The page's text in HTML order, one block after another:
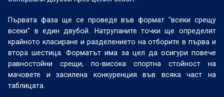
Първата фаза ще се проведе във формат "всеки срещу
всеки" в един двубой. Натрупаните точки ще определят
крайното класиране и разделението на отборите в първа и
втора шестица. Форматът има за цел да осигури повече
равностойни срещи, по-висока спортна стойност на
мачовете и засилена конкуренция във всяка част на
таблицата.